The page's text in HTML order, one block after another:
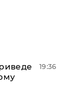
19:36